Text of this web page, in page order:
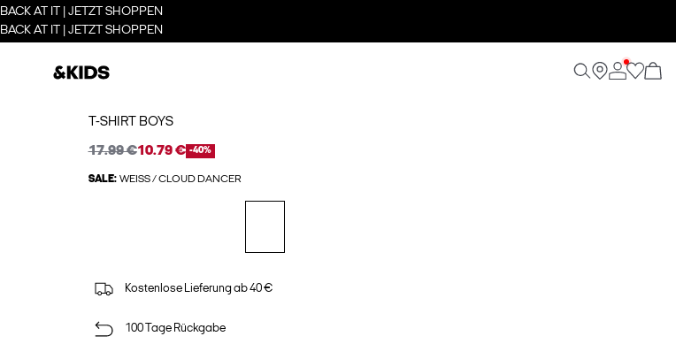
BACK AT IT | JETZT SHOPPEN
BACK AT IT | JETZT SHOPPEN
T-SHIRT BOYS
17.99 €10.79 € -40%
SALE: WEISS / CLOUD DANCER
Kostenlose Lieferung ab 40 €
100 Tage Rückgabe